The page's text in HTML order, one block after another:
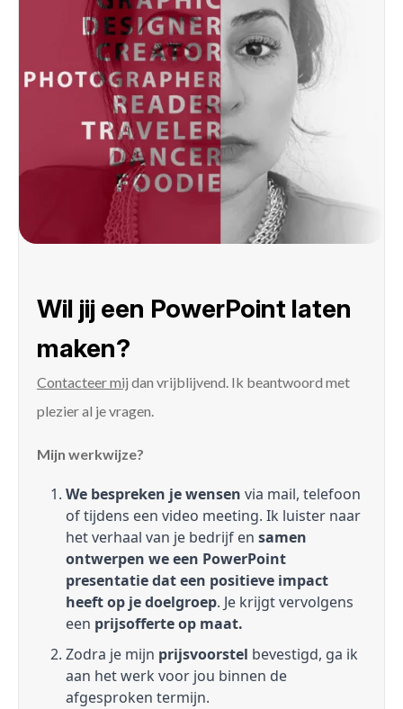
Wil jij een PowerPoint laten
maken?
Contacteer mij dan vrijblijvend. Ik beantwoord met
plezier al je vragen.
Mijn werkwijze?
We bespreken je wensen via mail, telefoon
of tijdens een video meeting. Ik luister naar
het verhaal van je bedrijf en samen
ontwerpen we een PowerPoint
presentatie dat een positieve impact
heeft op je doelgroep. Je krijgt vervolgens
een prijsofferte op maat.
Zodra je mijn prijsvoorstel bevestigd, ga ik
aan het werk voor jou binnen de
afgesproken termijn.